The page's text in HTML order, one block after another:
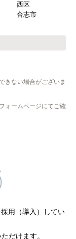
西区
合志市
きない場合がございま
ォームページにてご確
用（導入）してい
だけます。